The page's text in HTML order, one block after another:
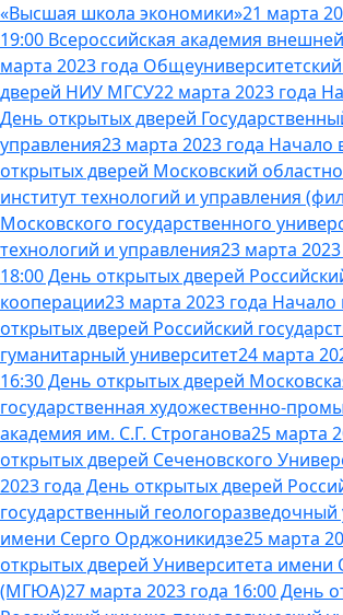
«Высшая школа экономики»21 марта
19:00 Всероссийская академия
марта 2023 года
дверей НИУ МГСУ22 марта 2023 года
День открытых дверей
управления23 марта 2023 года Начало
открытых дверей Московский
институт технологий и управления
Московского государственного
технологий и управления23 марта
18:00 День открытых дверей
кооперации23 марта 2023 года Начало
открытых дверей Российский
гуманитарный университет24 марта
16:30 День открытых дверей
государственная художественно-
академия им. С.Г. Строганова25 марта
открытых дверей Сеченовского
2023 года День открытых дверей
государственный геологоразведочный
имени Серго Орджоникидзе25 марта
открытых дверей Университета имени
(МГЮА)27 марта 2023 года 16:00 День